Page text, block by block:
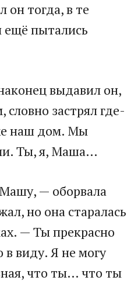
он тогда, в те
ещё пытались
выдавил он,
застрял где-
наш дом. Мы
Ты, я, Маша…
— оборвала
но она старалась
— Ты прекрасно
виду. Я не могу
что ты… что ты